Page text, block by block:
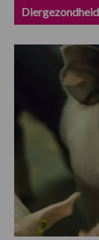
Diergezondheid